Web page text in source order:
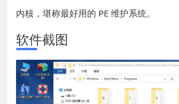
内核，堪称最好用的 PE 维护系统。
软件截图